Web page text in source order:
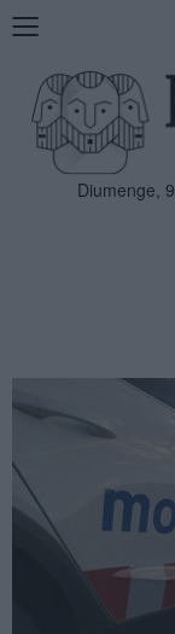
Mostra
navegació
Diumenge,